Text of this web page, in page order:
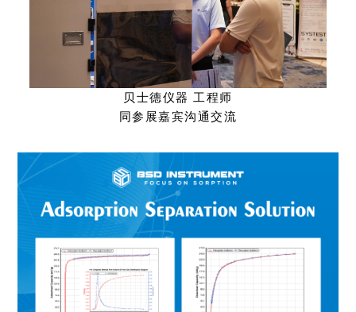
贝士德仪器 工程师
同参展嘉宾沟通交流